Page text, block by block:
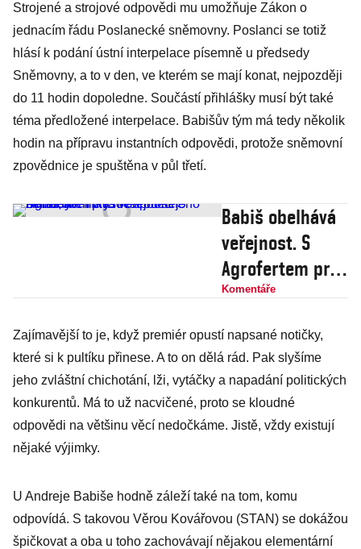
Strojené a strojové odpovědi mu umožňuje Zákon o
jednacím řádu Poslanecké sněmovny. Poslanci se totiž
hlásí k podání ústní interpelace písemně u předsedy
Sněmovny, a to v den, ve kterém se mají konat, nejpozději
do 11 hodin dopoledne. Součástí přihlášky musí být také
téma předložené interpelace. Babišův tým má tedy několik
hodin na přípravu instantních odpovědi, protože sněmovní
zpovědnice je spuštěna v půl třetí.
Babiš obelhává
veřejnost. S
Agrofertem prý
nic společného
inkasoval od něj
miliardy
Komentáře
Zajímavější to je, když premiér opustí napsané notičky,
které si k pultíku přinese. A to on dělá rád. Pak slyšíme
jeho zvláštní chichotání, lži, vytáčky a napadání politických
konkurentů. Má to už nacvičené, proto se kloudné
odpovědi na většinu věcí nedočkáme. Jistě, vždy existují
nějaké výjimky.
U Andreje Babiše hodně záleží také na tom, komu
odpovídá. S takovou Věrou Kovářovou (STAN) se dokážou
špičkovat a oba u toho zachovávají nějakou elementární